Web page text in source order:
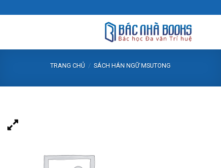
to
TRANG CHỦ / SÁCH HÁN NGỮ MSUTONG